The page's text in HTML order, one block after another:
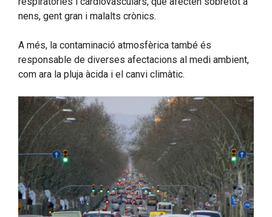
nens, gent gran i malalts crònics.
A més, la contaminació atmosfèrica també és
responsable de diverses afectacions al medi ambient,
com ara la pluja àcida i el canvi climàtic.